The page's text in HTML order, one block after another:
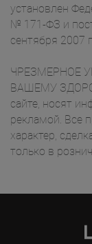
установлен
№ 171-ФЗ и
сентября 2007
ЧРЕЗМЕРНОЕ
ВАШЕМУ
сайте, носят
рекламой. Все
характер,
только в